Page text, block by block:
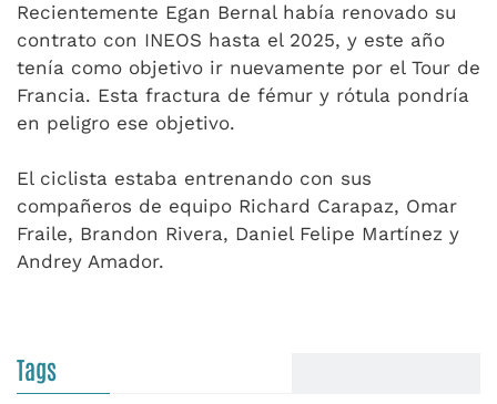
Recientemente Egan Bernal había renovado su
contrato con INEOS hasta el 2025, y este año
tenía como objetivo ir nuevamente por el Tour de
Francia. Esta fractura de fémur y rótula pondría
en peligro ese objetivo.
El ciclista estaba entrenando con sus
compañeros de equipo Richard Carapaz, Omar
Fraile, Brandon Rivera, Daniel Felipe Martínez y
Andrey Amador.
Tags